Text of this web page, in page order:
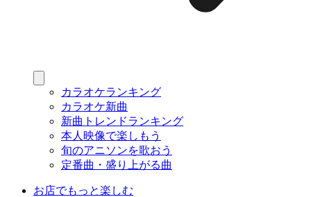
カラオケランキング
カラオケ新曲
新曲トレンドランキング
本人映像で楽しもう
旬のアニソンを歌おう
定番曲・盛り上がる曲
お店でもっと楽しむ